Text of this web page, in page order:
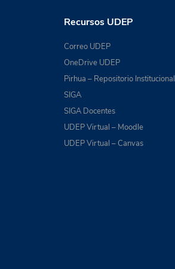
Recursos UDEP
Correo UDEP
OneDrive UDEP
Pirhua – Repositorio Institucional
SIGA
SIGA Docentes
UDEP Virtual – Moodle
UDEP Virtual – Canvas